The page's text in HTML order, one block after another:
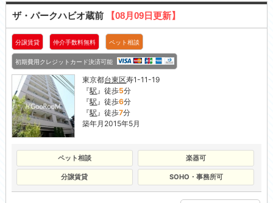
ザ・パークハビオ蔵前 【08月09日更新】
分譲賃貸 仲介手数料無料 ペット相談
初期費用クレジットカード決済可能
東京都台東区寿1-11-19
『駅 』徒歩5分
『駅 』徒歩6分
『駅 』徒歩7分
築年月2015年5月
ペット相談 楽器可
分譲賃貸 SOHO・事務所可